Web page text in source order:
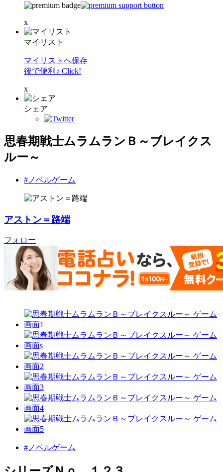
x
マイリスト
マイリストへ保存
後で便利♪ Click!
x
シェア
思春期戦士ムラムランＢ～ブレイクス
ルー～
#ノベルゲーム
アストン＝路端
フォロー
#ノベルゲーム